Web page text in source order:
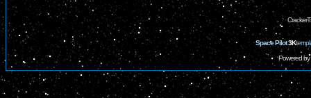
Space Pilot3K
Powered by